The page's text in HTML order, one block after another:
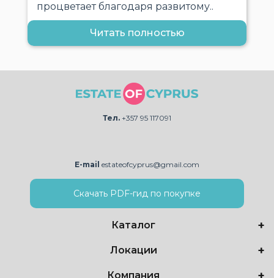
процветает благодаря развитому..
Читать полностью
Тел. +357 95 117091
E-mail estateofcyprus@gmail.com
Скачать PDF-гид по покупке
Каталог
Локации
Компания